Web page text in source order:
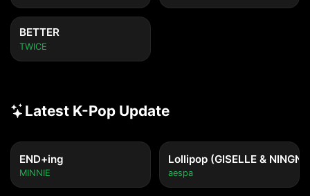
BETTER
TWICE
Latest K-Pop Update
END+ing
MINNIE
Lollipop (GISELLE &
aespa